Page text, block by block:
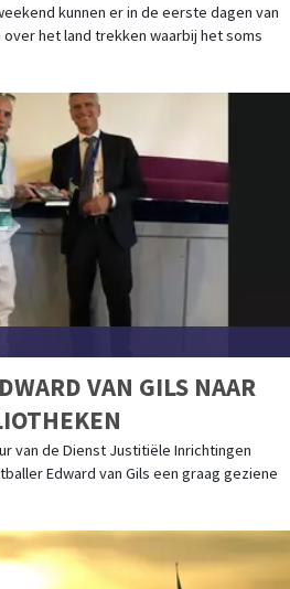
kunnen er in de eerste dagen van
het land trekken waarbij het soms
VAN GILS NAAR
van de Dienst Justitiële Inrichtingen
Edward van Gils een graag geziene